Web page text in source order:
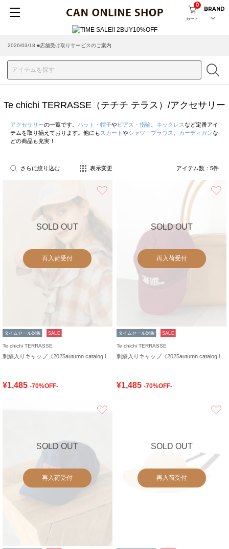
カート
0
BRAND
2026/03/18 ■店舗受け取りサービスのご案内
Te chichi TERRASSE（テチチ テラス）/アクセサリー
アクセサリーの一覧です。 ハット・帽子やピアス・指輪 ネックレスなど定番アイ
テムを取り揃えております。他にも スカート やシャツ・ブラウス カーディガンな
どの商品も充実！
さらに絞り込む 表示変更 アイテム数： 5件
SOLD OUT
再入荷受付
タイムセール対象 SALE
Te chichi TERRASSE
¥1,485 -70%OFF-
SOLD OUT
再入荷受付
タイムセール対象 SALE
Te chichi TERRASSE
¥1,485 -70%OFF-
SOLD OUT
再入荷受付
SOLD OUT
再入荷受付